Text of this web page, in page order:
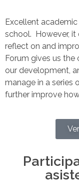
Excellent
school. However,
reflect on and
Forum gives us
our development,
manage in a series
further improve